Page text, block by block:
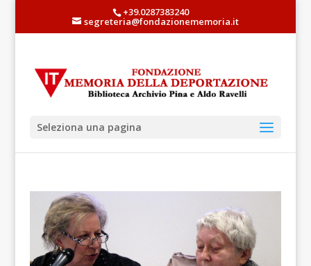
+39.0287383240
segreteria@fondazionememoria.it
Seleziona una pagina